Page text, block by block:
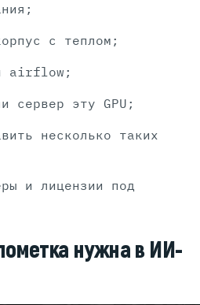
с теплом;
airflow;
сервер эту GPU;
несколько таких
и лицензии под
нужна в ИИ-